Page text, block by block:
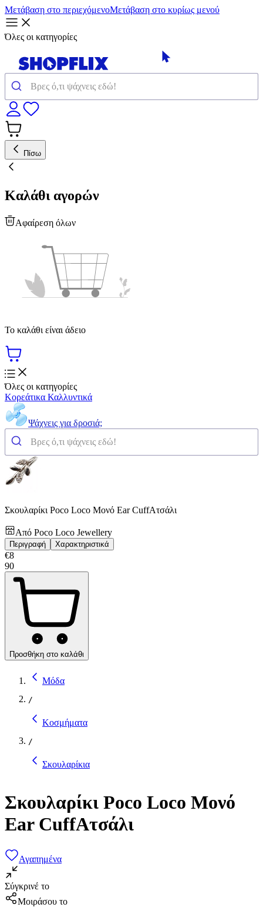
Μετάβαση στο περιεχόμενοΜετάβαση στο κυρίως μενού
Όλες οι κατηγορίες
Πίσω
Καλάθι αγορών
Αφαίρεση όλων
Το καλάθι είναι άδειο
Όλες οι κατηγορίες
Κορεάτικα Καλλυντικά
Ψάχνεις για δροσιά;
Σκουλαρίκι Poco Loco Μονό Ear CuffΑτσάλι
Από Poco Loco Jewellery
Περιγραφή Χαρακτηριστικά
€8
90
Προσθήκη στο καλάθι
Μόδα
/
Κοσμήματα
/
Σκουλαρίκια
Σκουλαρίκι Poco Loco Μονό
Ear CuffΑτσάλι
Αγαπημένα
Σύγκρινέ το
Μοιράσου το